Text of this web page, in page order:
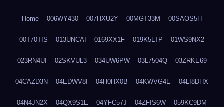
Home 006WY430 007HXU2Y 00MGT33M 00SAOS5H
00T70TIS 013UNCAI 0169XX1F 019K5LTP 01WS9NX2
023RN4UI 02SKVUL3 034UW6PW 03L7504Q 03ZRKE69
04CAZD3N 04EDWV8I 04H0HX0B 04KWVG4E 04LI8DHX
04N4JN2X 04QX9S1E 04YFC57J 04ZFIS6W 059KC9DM